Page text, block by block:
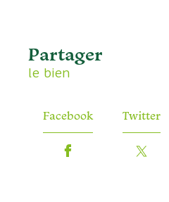
partager
le bien
Facebook Twitter